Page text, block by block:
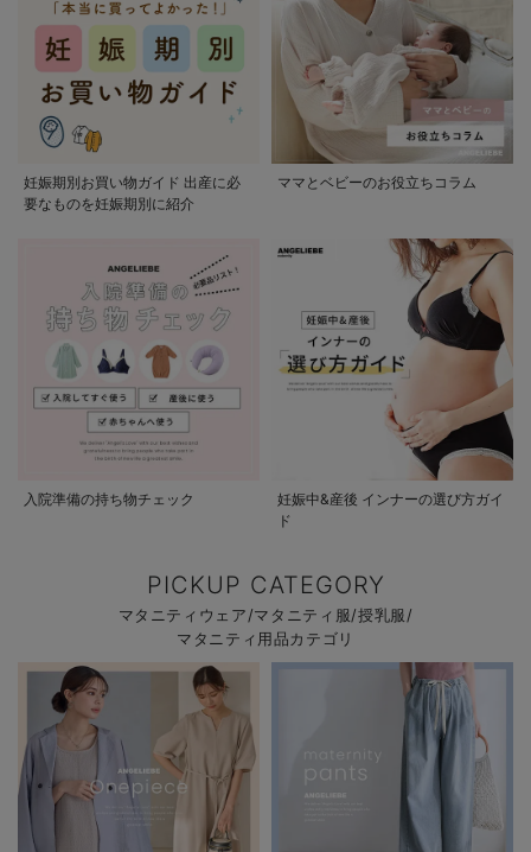
妊娠期別お買い物ガイド 出産に必
要なものを妊娠期別に紹介
ママとベビーのお役立ちコラム
入院準備の持ち物チェック
妊娠中&産後 インナーの選び方ガイ
ド
PICKUP CATEGORY
マタニティウェア/マタニティ服/授乳服/
マタニティ用品カテゴリ